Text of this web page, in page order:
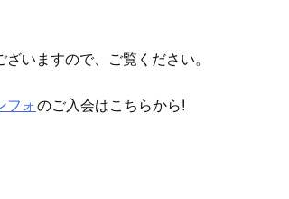
ざいますので、ご覧ください。
フォのご入会はこちらから!